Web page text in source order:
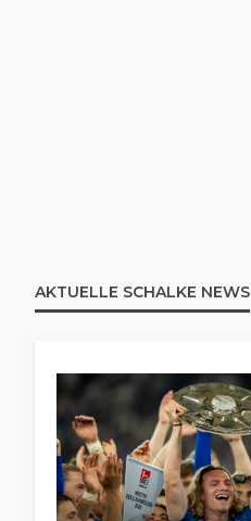
AKTUELLE SCHALKE NEWS